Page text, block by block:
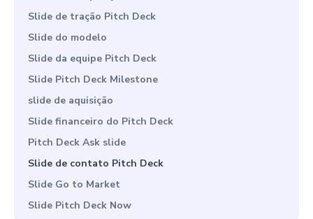
Slide de tração Pitch Deck
Slide do modelo
Slide da equipe Pitch Deck
Slide Pitch Deck Milestone
slide de aquisição
Slide financeiro do Pitch Deck
Pitch Deck Ask slide
Slide de contato Pitch Deck
Slide Go to Market
Slide Pitch Deck Now